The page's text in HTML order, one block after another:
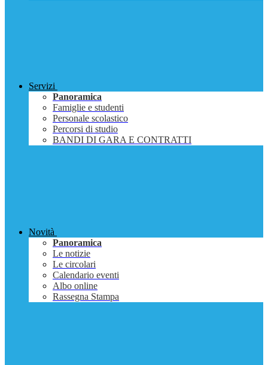
Servizi
Panoramica
Famiglie e studenti
Personale scolastico
Percorsi di studio
BANDI DI GARA E CONTRATTI
Novità
Panoramica
Le notizie
Le circolari
Calendario eventi
Albo online
Rassegna Stampa